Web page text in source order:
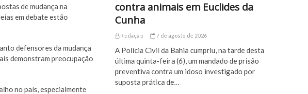
de mudança na
em debate estão
defensores da mudança
demonstram preocupação
no país, especialmente
contra animais em Euclides da
Cunha
Redação 7 de agosto de 2026
A Polícia Civil da Bahia cumpriu, na tarde desta
última quinta-feira (6), um mandado de prisão
preventiva contra um idoso investigado por
suposta prática de…